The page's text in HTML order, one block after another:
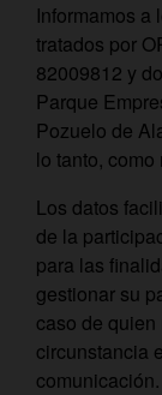
Informamos a
tratados por
82009812 y
Parque
Pozuelo de
lo tanto,
Los datos
de la
para las
gestionar su
caso de
circunstancia
comunicación.